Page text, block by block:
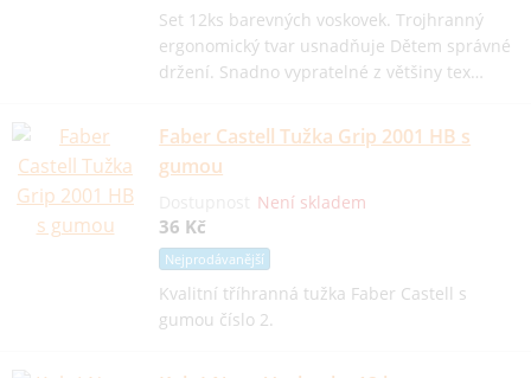
Set 12ks barevných voskovek. Trojhranný
ergonomický tvar usnadňuje Dětem správné
držení. Snadno vypratelné z většiny tex…
Faber Castell Tužka Grip 2001 HB s
gumou
Není skladem
36 Kč
Nejprodávanější
Kvalitní tříhranná tužka Faber Castell s
gumou číslo 2.